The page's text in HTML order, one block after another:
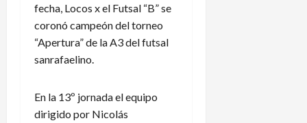
fecha, Locos x el Futsal “B” se
coronó campeón del torneo
“Apertura” de la A3 del futsal
sanrafaelino.
En la 13º jornada el equipo
dirigido por Nicolás